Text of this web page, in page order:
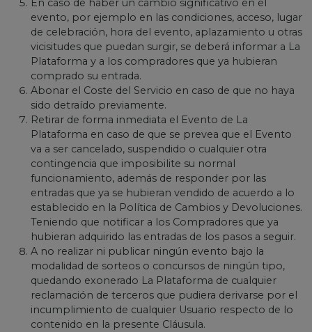
En caso de haber un cambio significativo en el
evento, por ejemplo en las condiciones, acceso, lugar
de celebración, hora del evento, aplazamiento u otras
vicisitudes que puedan surgir, se deberá informar a La
Plataforma y a los compradores que ya hubieran
comprado su entrada.
Abonar el Coste del Servicio en caso de que no haya
sido detraído previamente.
Retirar de forma inmediata el Evento de La
Plataforma en caso de que se prevea que el Evento
va a ser cancelado, suspendido o cualquier otra
contingencia que imposibilite su normal
funcionamiento, además de responder por las
entradas que ya se hubieran vendido de acuerdo a lo
establecido en la Política de Cambios y Devoluciones.
Teniendo que notificar a los Compradores que ya
hubieran adquirido las entradas de los pasos a seguir.
A no realizar ni publicar ningún evento bajo la
modalidad de sorteos o concursos de ningún tipo,
quedando exonerado La Plataforma de cualquier
reclamación de terceros que pudiera derivarse por el
incumplimiento de cualquier Usuario respecto de lo
contenido en la presente Cláusula.